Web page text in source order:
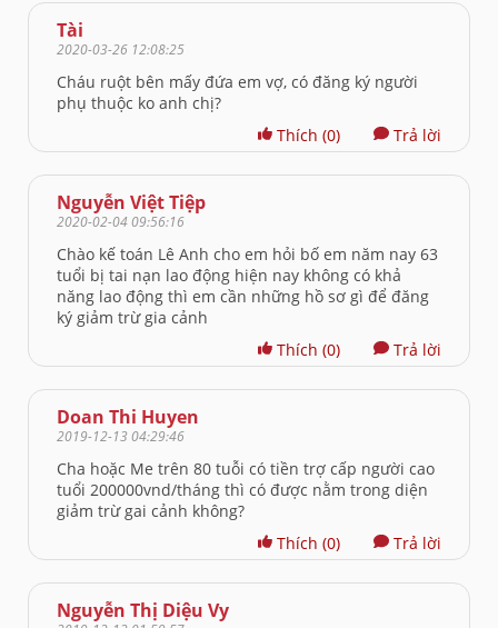
Tài
2020-03-26 12:08:25
Cháu ruột bên mấy đứa em vợ, có đăng ký người
phụ thuộc ko anh chị?
Thích (0) Trả lời
Nguyễn Việt Tiệp
2020-02-04 09:56:16
Chào kế toán Lê Anh cho em hỏi bố em năm nay 63
tuổi bị tai nạn lao động hiện nay không có khả
năng lao động thì em cần những hồ sơ gì để đăng
ký giảm trừ gia cảnh
Thích (0) Trả lời
Doan Thi Huyen
2019-12-13 04:29:46
Cha hoặc Me trên 80 tuỗi có tiền trợ cấp người cao
tuổi 200000vnd/tháng thì có được nằm trong diện
giảm trừ gai cảnh không?
Thích (0) Trả lời
Nguyễn Thị Diệu Vy